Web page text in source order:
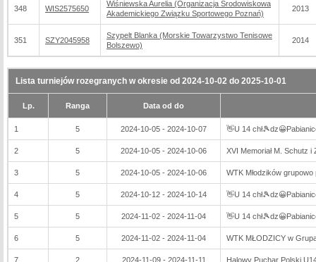
348 WIS2575650
Wiśniewska Aurelia (Organizacja Środowiskowa
Akademickiego Związku Sportowego Poznań)
2013
351 SZY2045958
Szypelt Blanka (Morskie Towarzystwo Tenisowe
Bolszewo)
2014
Lista turniejów rozegranych w okresie od 2024-10-02 do 2025-10-01
Lp. Ranga Data od do
1 5 2024-10-05 - 2024-10-07 👋U 14
2 5 2024-10-05 - 2024-10-06 XVI Memoriał M. Schutz
3 5 2024-10-05 - 2024-10-06 WTK Młodzików
4 5 2024-10-12 - 2024-10-14 👋U 14
5 5 2024-11-02 - 2024-11-04 👋U 14
6 5 2024-11-02 - 2024-11-04 WTK MŁODZICY w
7 2 2024-11-09 - 2024-11-11 Halowy Puchar Polski